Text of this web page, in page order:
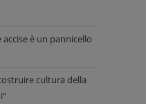
è un pannicello
cultura della